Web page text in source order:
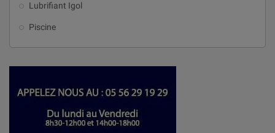
Lubrifiant Igol
Piscine